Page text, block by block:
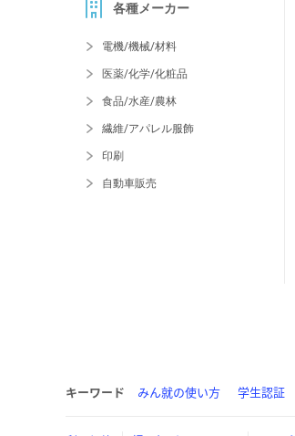
各種メーカー
電機/機械/材料
医薬/化学/化粧品
食品/水産/農林
繊維/アパレル服飾
印刷
自動車販売
キーワード みん就の使い方 学生認証